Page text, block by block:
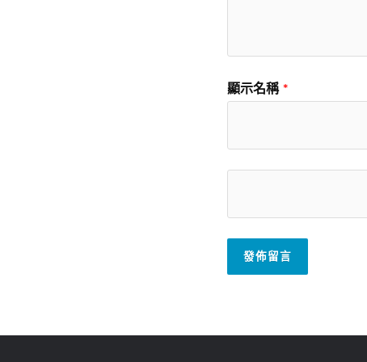
顯示名稱 *